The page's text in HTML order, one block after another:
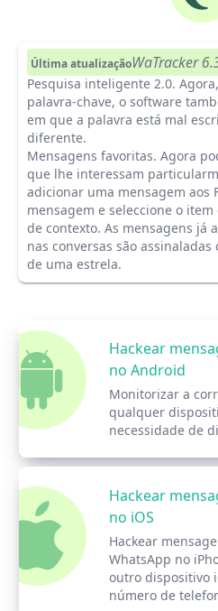
Última atualizaçãoWaTracker
Pesquisa inteligente 2.0.
palavra-chave, o software
em que a palavra está mal
diferente.
Mensagens favoritas. Agora
que lhe interessam
adicionar uma mensagem aos
mensagem e seleccione o
de contexto. As mensagens já
nas conversas são
de uma estrela.
Hackear
no Android
Monitorizar a
qualquer
necessidade de
Hackear
no iOS
Hackear
WhatsApp no
outro dispositivo
número de